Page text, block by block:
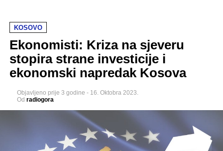
KOSOVO
Ekonomisti: Kriza na sjeveru
stopira strane investicije i
ekonomski napredak Kosova
Objavljeno prije 3 godine - 16. Oktobra 2023.
Od radiogora